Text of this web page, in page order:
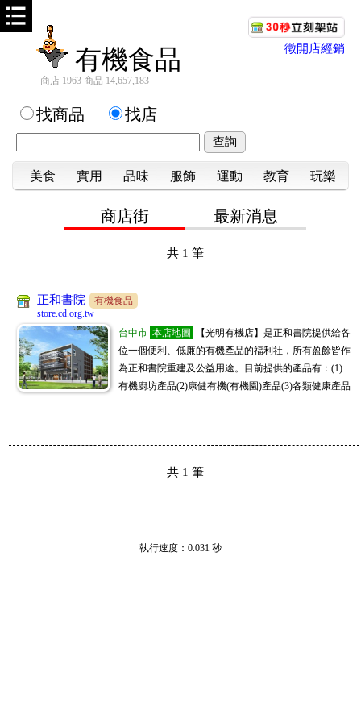
有機食品
商店 1963 商品 14,657,183
徵開店經銷
找商品 找店
美食 實用 品味 服飾 運動 教育 玩樂
商店街 最新消息
共1 筆
正和書院
有機食品
store.cd.org.tw
台中市 本店地圖
【光明有機店】是正和書院提供給各
位一個便利、低廉的有機產品的福利社，所有盈餘皆作
為正和書院重建及公益用途。目前提供的產品有：(1)
有機廚坊產品(2)康健有機(有機園)產品(3)各類健康產品
共1 筆
執行速度 ：0.031 秒